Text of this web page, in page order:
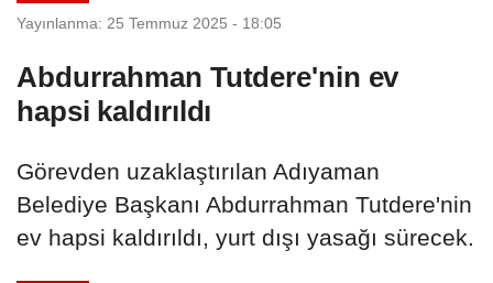
Yayınlanma: 25 Temmuz 2025 - 18:05
Abdurrahman Tutdere'nin ev
hapsi kaldırıldı
Görevden uzaklaştırılan Adıyaman
Belediye Başkanı Abdurrahman Tutdere'nin
ev hapsi kaldırıldı, yurt dışı yasağı sürecek.